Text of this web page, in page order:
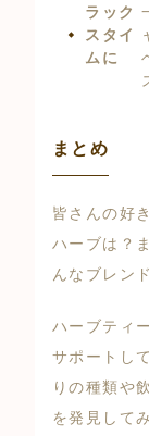
ラック
スタイ
ムに
まとめ
皆さんの好
ハーブは？
んなブレン
ハーブティ
サポートし
りの種類や
を発見して